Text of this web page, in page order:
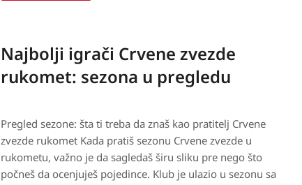
Najbolji igrači Crvene zvezde
rukomet: sezona u pregledu
Pregled sezone: šta ti treba da znaš kao pratitelj Crvene
zvezde rukomet Kada pratiš sezonu Crvene zvezde u
rukometu, važno je da sagledaš širu sliku pre nego što
počneš da ocenjuješ pojedince. Klub je ulazio u sezonu sa